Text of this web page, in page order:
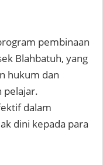
pembinaan
Blahbatuh, yang
hukum dan
pelajar.
dalam
dini kepada para